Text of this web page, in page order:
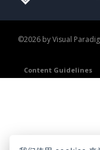
©2026 by Visual
Content Guidelines